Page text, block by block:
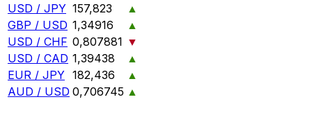
USD / JPY 157,823
▲
GBP / USD 1,34916
▲
USD / CHF 0,807881 ▼
USD / CAD 1,39438
▲
EUR / JPY 182,436
▲
AUD / USD 0,706745 ▲